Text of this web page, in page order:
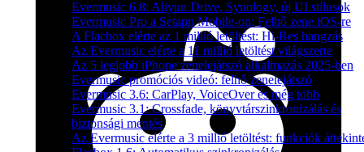
Evermusic 6.8: Aliyun Drive, Synology, új UI stílusok
Evermusic Pro a Setapp Mobile-on: Felhő zene iOS-re
A Flacbox elérte az 1 millió letöltést: Hi-Res hangzás
Az Evermusic elérte a 11 millió letöltést világszerte
Az 5 legjobb iPhone zenelejátszó alkalmazás 2025-ben
Evermusic promóciós videó: felhő zenelejátszó
Evermusic 3.6: CarPlay, VoiceOver és még több
Evermusic 3.1: Crossfade, könyvtárszinkronizálás és
biztonsági mentés
Az Evermusic elérte a 3 millió letöltést: funkciók